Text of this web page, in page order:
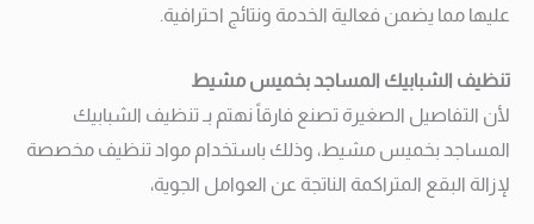
عليها مما يضمن فعالية الخدمة ونتائج احترافية.
تنظيف الشبابيك المساجد بخميس مشيط
لأن التفاصيل الصغيرة تصنع فارقاً نهتم بـ تنظيف الشبابيك
المساجد بخميس مشيط، وذلك باستخدام مواد تنظيف مخصصة
لإزالة البقع المتراكمة الناتجة عن العوامل الجوية،